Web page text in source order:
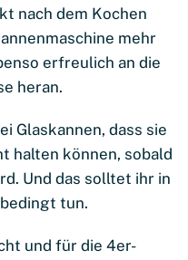
nach dem Kochen
mehr
erfreulich an die
heran.
Glaskannen, dass sie
halten können, sobald
Und das solltet ihr in
tun.
und für die 4er-